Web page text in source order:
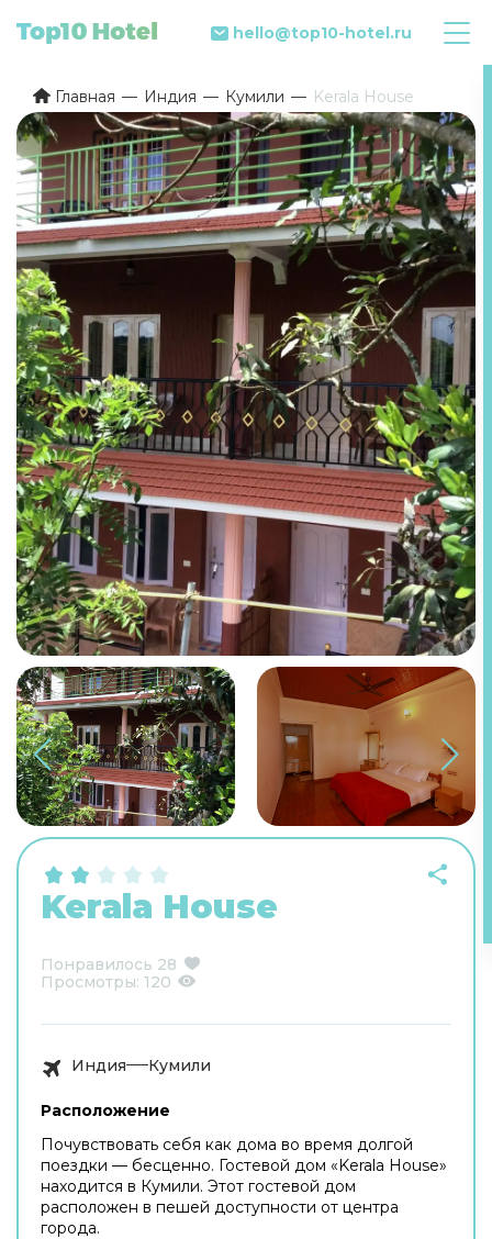
hello@top10-hotel.ru
Главная Индия Кумили Kerala House
Kerala House
Понравилось 28
Просмотры: 120
Индия Кумили
Расположение
Почувствовать себя как дома во время долгой
поездки — бесценно. Гостевой дом «Kerala House»
находится в Кумили. Этот гостевой дом
расположен в пешей доступности от центра
города.